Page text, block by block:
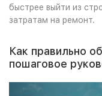
быстрее выйти из
затратам на ремонт.
Как правильно
пошаговое